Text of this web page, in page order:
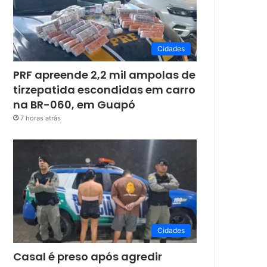
Cidades
PRF apreende 2,2 mil ampolas de
tirzepatida escondidas em carro
na BR-060, em Guapó
7 horas atrás
Cidades
Casal é preso após agredir